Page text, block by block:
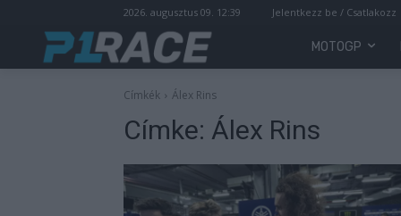
2026. augusztus 09. 12:39 Jelentkezz be / Csatlakozz
MOTOGP
Címkék Álex Rins
Címke: Álex Rins